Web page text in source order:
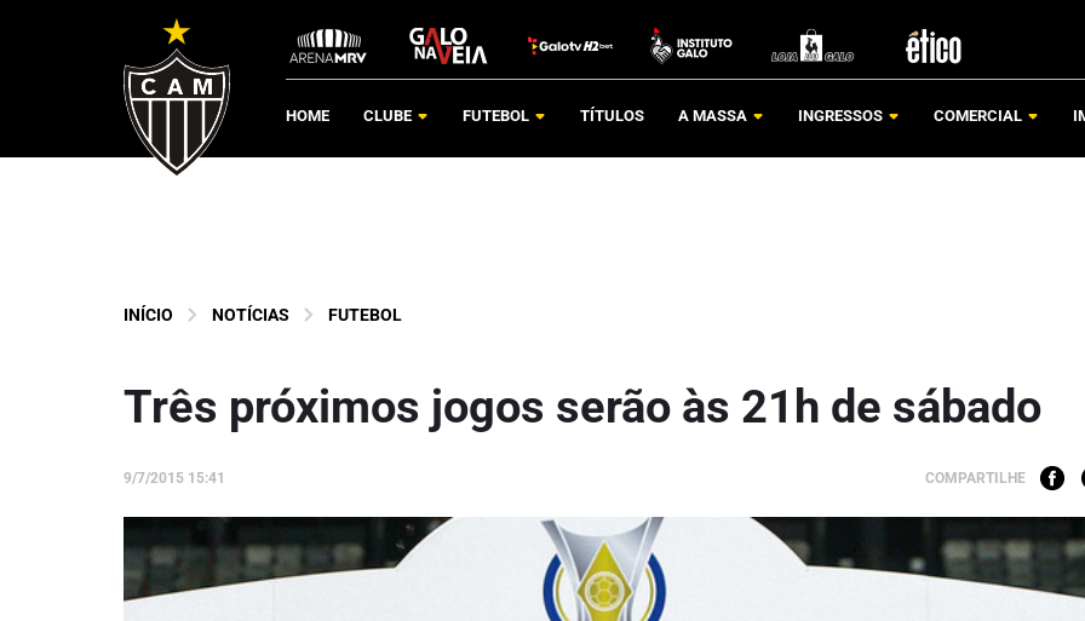
HOME CLUBE FUTEBOL TÍTULOS A MASSA INGRESSOS COMERCIAL
INÍCIO NOTÍCIAS FUTEBOL
Três próximos jogos serão às 21h de sábado
9/7/2015 15:41 COMPARTILHE